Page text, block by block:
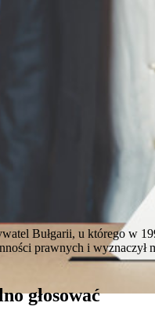
Bułgarii, u którego w
prawnych i wyznaczył
głosować